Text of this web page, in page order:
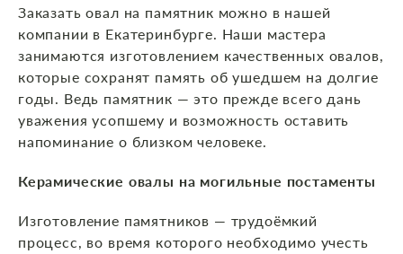
Заказать овал на памятник можно в нашей
компании в Екатеринбурге. Наши мастера
занимаются изготовлением качественных овалов,
которые сохранят память об ушедшем на долгие
годы. Ведь памятник — это прежде всего дань
уважения усопшему и возможность оставить
напоминание о близком человеке.
Керамические овалы на могильные постаменты
Изготовление памятников — трудоёмкий
процесс, во время которого необходимо учесть